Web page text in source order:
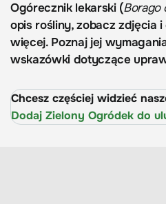
Ogórecznik lekarski (Borago
opis rośliny, zobacz zdjęcia
więcej. Poznaj jej
wskazówki dotyczące
Chcesz częściej widzieć
Dodaj Zielony Ogródek do